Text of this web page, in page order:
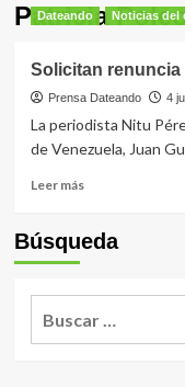
Patricia
Dateando Noticias del
Solicitan renuncia
Prensa Dateando 4
La periodista Nitu
de Venezuela, Juan
Leer másLeer
Solicitan
Guaidó
Búsqueda